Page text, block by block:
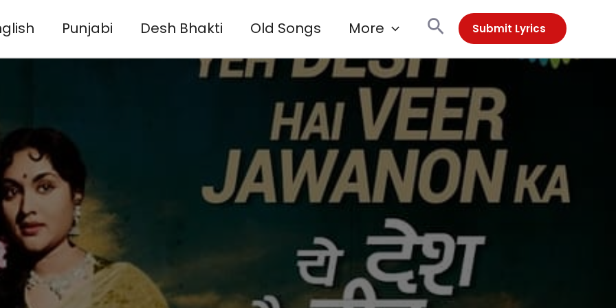
Punjabi Desh Bhakti Old Songs More SearchSubmit Lyrics